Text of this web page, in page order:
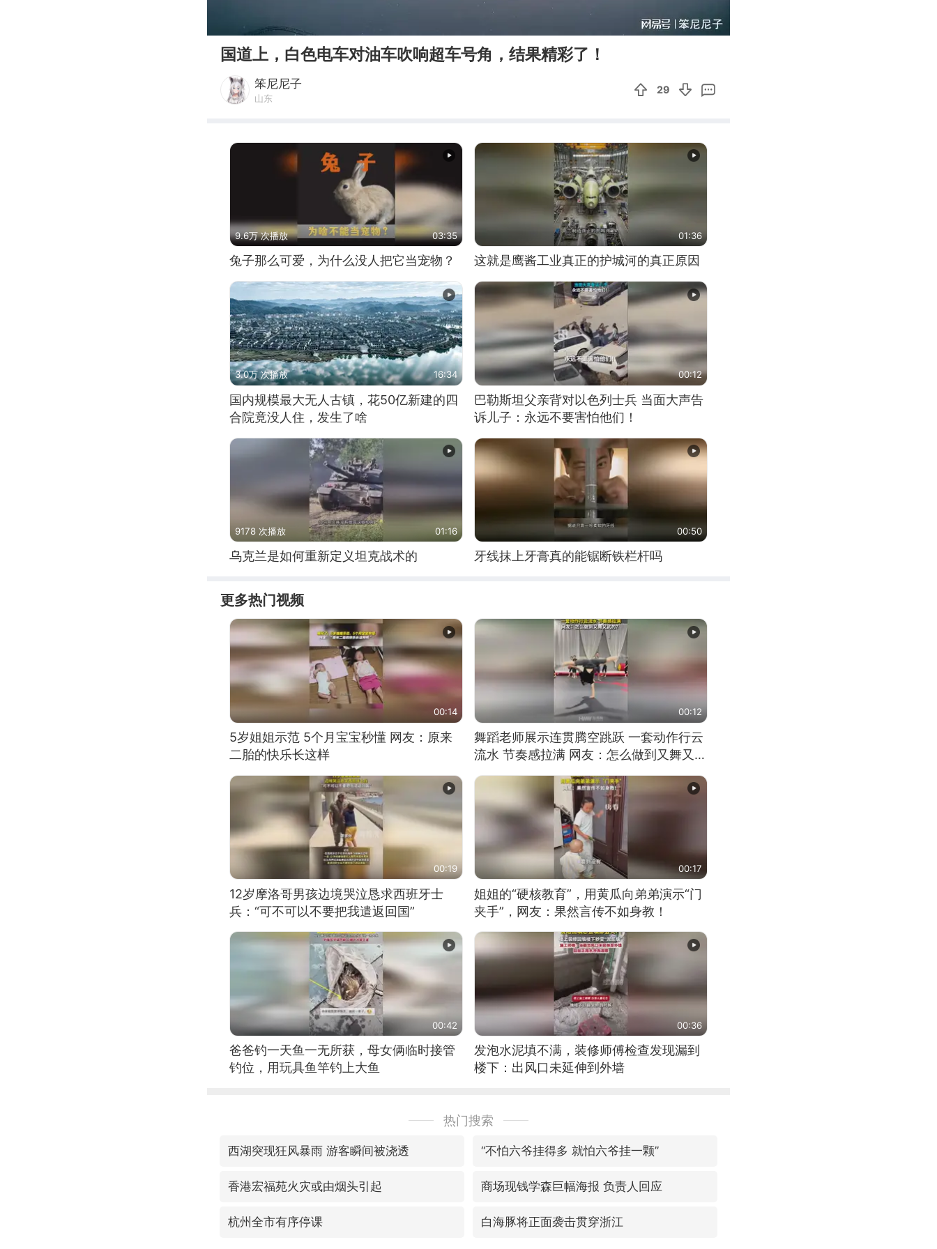
01:13
国道上，白色电车对油车吹响超车号角，结果精彩了！
笨尼尼子
山东
29
9.6万 次播放 03:35
兔子那么可爱，为什么没人把它当宠物？
01:36
这就是鹰酱工业真正的护城河的真正原因
3.0万 次播放 16:34
国内规模最大无人古镇，花50亿新建的四
合院竟没人住，发生了啥
00:12
巴勒斯坦父亲背对以色列士兵 当面大声告
诉儿子：永远不要害怕他们！
9178 次播放 01:16
乌克兰是如何重新定义坦克战术的
00:50
牙线抹上牙膏真的能锯断铁栏杆吗
更多热门视频
00:14
5岁姐姐示范 5个月宝宝秒懂 网友：原来
二胎的快乐长这样
00:12
舞蹈老师展示连贯腾空跳跃 一套动作行云
流水 节奏感拉满 网友：怎么做到又舞又武
00:19
12岁摩洛哥男孩边境哭泣恳求西班牙士
兵：“可不可以不要把我遣返回国”
00:17
姐姐的“硬核教育”，用黄瓜向弟弟演示“门
夹手”，网友：果然言传不如身教！
00:42
爸爸钓一天鱼一无所获，母女俩临时接管
钓位，用玩具鱼竿钓上大鱼
00:36
发泡水泥填不满，装修师傅检查发现漏到
楼下：出风口未延伸到外墙
热门搜索
西湖突现狂风暴雨 游客瞬间被浇透 “不怕六爷挂得多 就怕六爷挂一颗”
香港宏福苑火灾或由烟头引起 商场现钱学森巨幅海报 负责人回应
杭州全市有序停课 白海豚将正面袭击贯穿浙江